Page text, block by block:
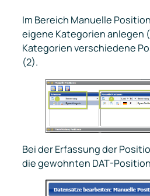
Im Bereich Manuelle
eigene Kategorien anlegen
Kategorien verschiedene
(2).
Bei der Erfassung der
die gewohnten DAT-